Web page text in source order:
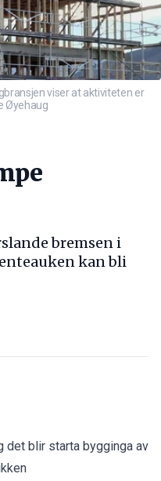
viser at aktiviteten er
Øyehaug
bremsen i
kan bli
det blir starta bygginga av